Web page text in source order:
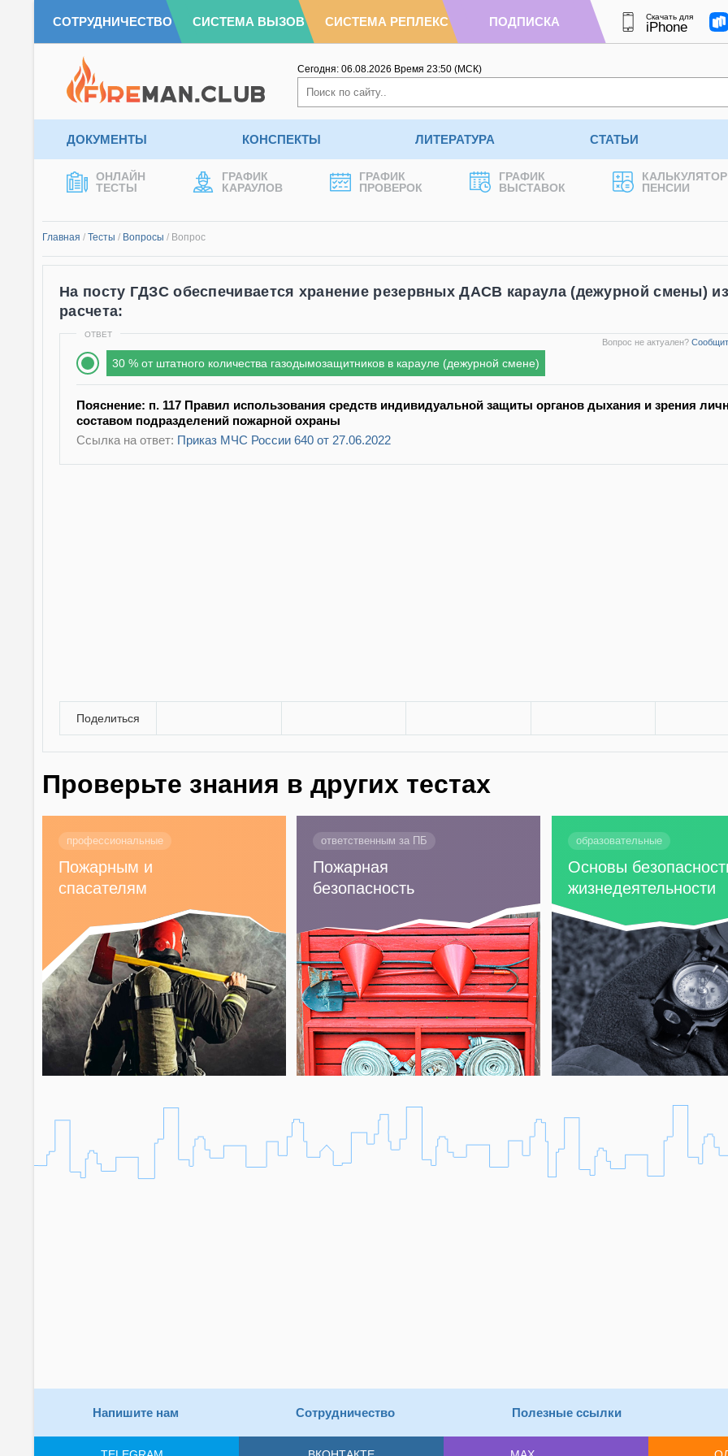
СОТРУДНИЧЕСТВО СИСТЕМА ВЫЗОВ СИСТЕМА РЕПЛЕКС ПОДПИСКА Скачать для
iPhone
Сегодня: 06.08.2026 Время 23:50 (МСК)
ДОКУМЕНТЫ КОНСПЕКТЫ ЛИТЕРАТУРА СТАТЬИ
ОНЛАЙН
ТЕСТЫ
ГРАФИК
КАРАУЛОВ
ГРАФИК
ПРОВЕРОК
ГРАФИК
ВЫСТАВОК
КАЛЬКУЛЯТОР
ПЕНСИИ
Главная / Тесты / Вопросы / Вопрос
На посту ГДЗС обеспечивается хранение резервных ДАСВ караула (дежурной смены) из
расчета:
ОТВЕТ
Вопрос не актуален?
30 % от штатного количества газодымозащитников в карауле (дежурной смене)
Пояснение: п. 117 Правил использования средств индивидуальной защиты органов дыхания и зрения
составом подразделений пожарной охраны
Ссылка на ответ: Приказ МЧС России 640 от 27.06.2022
Поделиться
Проверьте знания в других тестах
профессиональные
Пожарным и
спасателям
ответственным за ПБ
Пожарная
безопасность
образовательные
Основы
жизнедеятельности
Напишите нам Сотрудничество Полезные ссылки